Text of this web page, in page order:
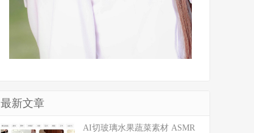
最新文章
​​AI切玻璃水果蔬菜素材 ASMR